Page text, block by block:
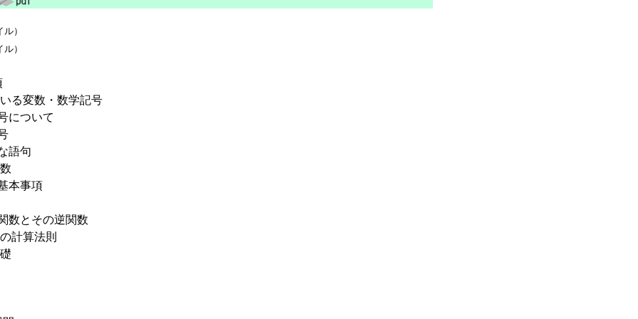
）
）
変数・数学記号
ついて
句
事項
とその逆関数
計算法則